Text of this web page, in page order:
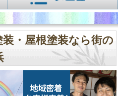
・屋根塗装なら街の